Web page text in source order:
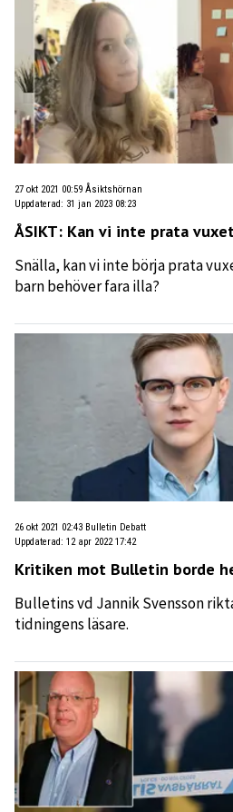
27 okt 2021 00:59 Åsiktshörnan
Uppdaterad: 31 jan 2023 08:23
ÅSIKT: Kan vi inte prata
Snälla, kan vi inte börja prata
barn behöver fara illa?
26 okt 2021 02:43 Bulletin Debatt
Uppdaterad: 12 apr 2022 17:42
Kritiken mot Bulletin borde
Bulletins vd Jannik Svensson
tidningens läsare.